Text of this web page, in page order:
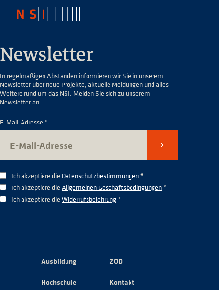
Newsletter
In regelmäßigen Abständen informieren wir Sie in unserem
Newsletter über neue Projekte, aktuelle Meldungen und alles
Weitere rund um das NSI. Melden Sie sich zu unserem
Newsletter an.
E-Mail-Adresse *
Senden
Ich akzeptiere die Datenschutzbestimmungen*
Ich akzeptiere die Allgemeinen Geschäftsbedingungen*
Ich akzeptiere die Widerrufsbelehrung*
Ausbildung
Hochschule
ZOD
Kontakt